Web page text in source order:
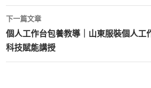
導
覽
下一篇文章
個人工作台包養教導｜山東服裝個人工
科技賦能講授